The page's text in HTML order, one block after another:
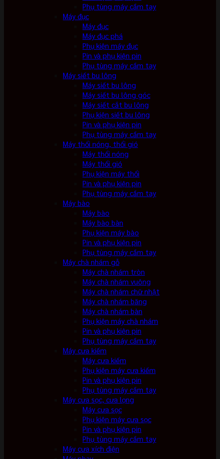
Phụ tùng máy cầm tay
Máy đục
Máy đục
Máy đục phá
Phụ kiện máy đục
Pin và phụ kiện pin
Phụ tùng máy cầm tay
Máy siết bu lông
Máy siết bu lông
Máy siết bu lông góc
Máy siết cắt bu lông
Phụ kiện siết bu lông
Pin và phụ kiện pin
Phụ tùng máy cầm tay
Máy thổi nóng, thổi gió
Máy thổi nóng
Máy thổi gió
Phụ kiện máy thổi
Pin và phụ kiện pin
Phụ tùng máy cầm tay
Máy bào
Máy bào
Máy bào bàn
Phụ kiện máy bào
Pin và phụ kiện pin
Phụ tùng máy cầm tay
Máy chà nhám gỗ
Máy chà nhám tròn
Máy chà nhám vuông
Máy chà nhám chữ nhật
Máy chà nhám băng
Máy chà nhám bàn
Phụ kiện máy chà nhám
Pin và phụ kiện pin
Phụ tùng máy cầm tay
Máy cưa kiếm
Máy cưa kiếm
Phụ kiện máy cưa kiếm
Pin và phụ kiện pin
Phụ tùng máy cầm tay
Máy cưa sọc, cưa lọng
Máy cưa sọc
Phụ kiện máy cưa sọc
Pin và phụ kiện pin
Phụ tùng máy cầm tay
Máy cưa xích điện